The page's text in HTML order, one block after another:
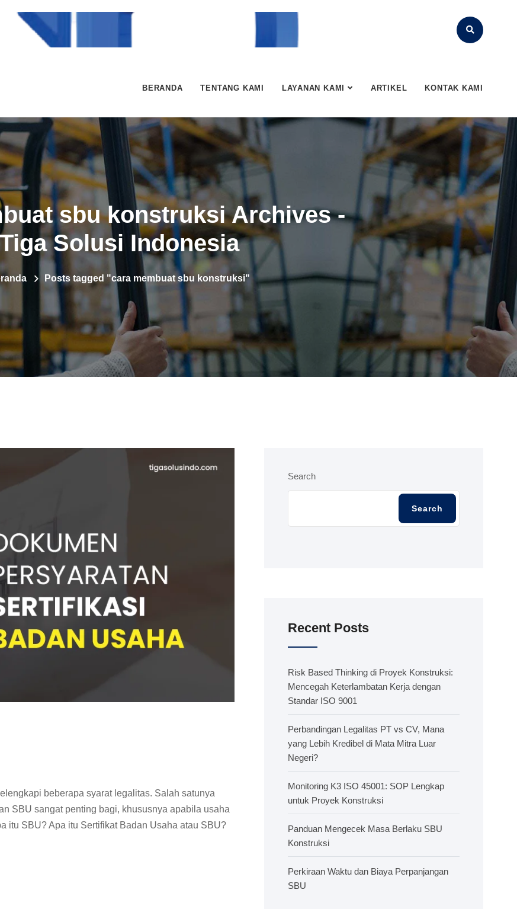
BERANDA TENTANG KAMI LAYANAN KAMI ARTIKEL KONTAK KAMI
sbu konstruksi Archives -
Solusi Indonesia
Posts tagged "cara membuat sbu konstruksi"
beberapa syarat legalitas. Salah satunya
SBU sangat penting bagi, khususnya apabila usaha
itu SBU? Apa itu Sertifikat Badan Usaha atau SBU?
Search
Search
Recent Posts
Risk Based Thinking di Proyek Konstruksi:
Mencegah Keterlambatan Kerja dengan
Standar ISO 9001
Perbandingan Legalitas PT vs CV, Mana
yang Lebih Kredibel di Mata Mitra Luar
Negeri?
Monitoring K3 ISO 45001: SOP Lengkap
untuk Proyek Konstruksi
Panduan Mengecek Masa Berlaku SBU
Konstruksi
Perkiraan Waktu dan Biaya Perpanjangan
SBU